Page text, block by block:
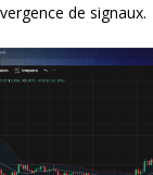
de signaux.